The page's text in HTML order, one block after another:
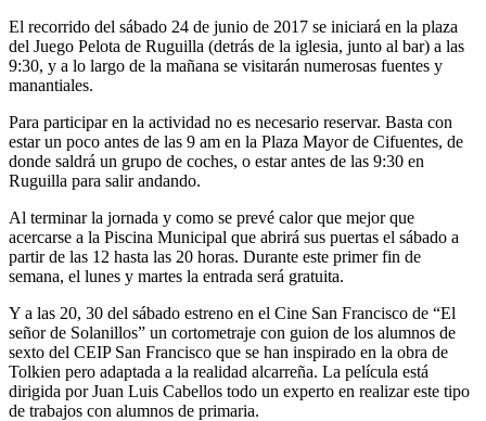
El recorrido del sábado 24 de junio de 2017 se iniciará en la plaza
del Juego Pelota de Ruguilla (detrás de la iglesia, junto al bar) a las
9:30, y a lo largo de la mañana se visitarán numerosas fuentes y
manantiales.
Para participar en la actividad no es necesario reservar. Basta con
estar un poco antes de las 9 am en la Plaza Mayor de Cifuentes, de
donde saldrá un grupo de coches, o estar antes de las 9:30 en
Ruguilla para salir andando.
Al terminar la jornada y como se prevé calor que mejor que
acercarse a la Piscina Municipal que abrirá sus puertas el sábado a
partir de las 12 hasta las 20 horas. Durante este primer fin de
semana, el lunes y martes la entrada será gratuita.
Y a las 20, 30 del sábado estreno en el Cine San Francisco de “El
señor de Solanillos” un cortometraje con guion de los alumnos de
sexto del CEIP San Francisco que se han inspirado en la obra de
Tolkien pero adaptada a la realidad alcarreña. La película está
dirigida por Juan Luis Cabellos todo un experto en realizar este tipo
de trabajos con alumnos de primaria.